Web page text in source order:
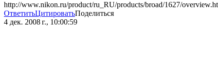
http://www.nikon.ru/product/ru_RU/products/broad/1627/
ОтветитьЦитироватьПоделиться
4 дек. 2008 г., 10:00:59